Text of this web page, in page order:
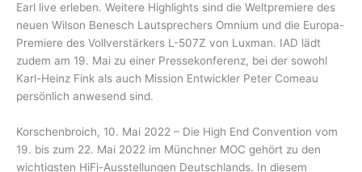
Earl live erleben. Weitere Highlights sind die Weltpremiere des
neuen Wilson Benesch Lautsprechers Omnium und die Europa-
Premiere des Vollverstärkers L-507Z von Luxman. IAD lädt
zudem am 19. Mai zu einer Pressekonferenz, bei der sowohl
Karl-Heinz Fink als auch Mission Entwickler Peter Comeau
persönlich anwesend sind.
Korschenbroich, 10. Mai 2022 – Die High End Convention vom
19. bis zum 22. Mai 2022 im Münchner MOC gehört zu den
wichtigsten HiFi-Ausstellungen Deutschlands. In diesem